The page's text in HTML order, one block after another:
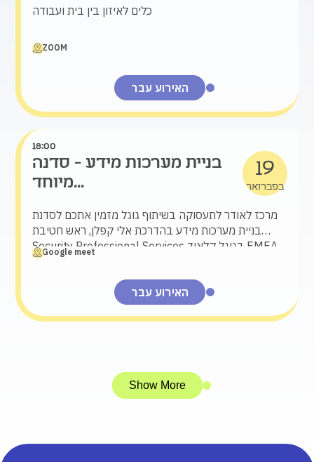
כלים לאיזון בין בית ועבודה
ZOOM
האירוע עבר
18:00
בניית מערכות מידע - סדנה
מיוחד...
19
בפברואר
מרכז לאודר לתעסוקה בשיתוף גוגל מזמין אתכם לסדנת
בניית מערכות מידע בהדרכת אלי קפלן, ראש חטיבת
Security Professional Services בגוגל קלאוד EMEA
Google meet
האירוע עבר
Show More